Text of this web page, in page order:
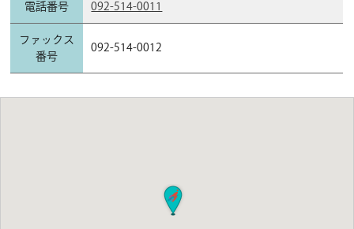
電話番号 092-514-0011
ファックス
番号
092-514-0012